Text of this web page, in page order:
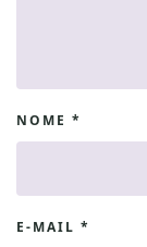
NOME *
E-MAIL *